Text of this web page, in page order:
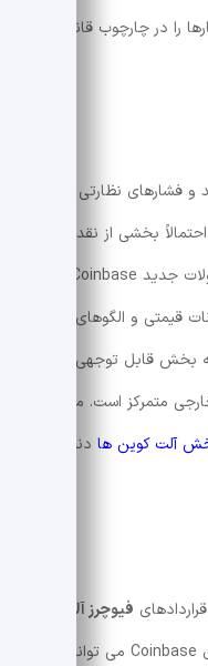
را در چارچوب قانونی
و فشارهای نظارتی بر
بخشی از نقدینگی
به سمت گزینه های داخلی مانند محصولات جدید Coinbase
قیمتی و الگوهای عمق
بخش قابل توجهی از
متمرکز است. مطالعه
آلت کوین ها دنبال
فیوچرز آلت
به سبک پرپچوال آمریکایی از سوی Coinbase می تواند